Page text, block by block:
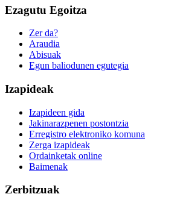
Ezagutu Egoitza
Zer da?
Araudia
Abisuak
Egun baliodunen egutegia
Izapideak
Izapideen gida
Jakinarazpenen postontzia
Erregistro elektroniko komuna
Zerga izapideak
Ordainketak online
Baimenak
Zerbitzuak